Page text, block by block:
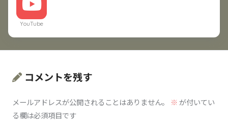
YouTube
コメントを残す
メールアドレスが公開されることはありません。 ※が付いてい
る欄は必須項目です